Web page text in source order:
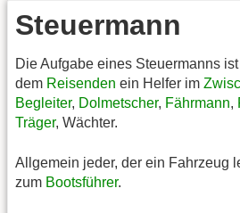
Steuermann
Die Aufgabe eines Steuermanns
dem Reisenden ein Helfer im
Begleiter, Dolmetscher, Fährmann,
Träger, Wächter.
Allgemein jeder, der ein Fahrzeug
zum Bootsführer.